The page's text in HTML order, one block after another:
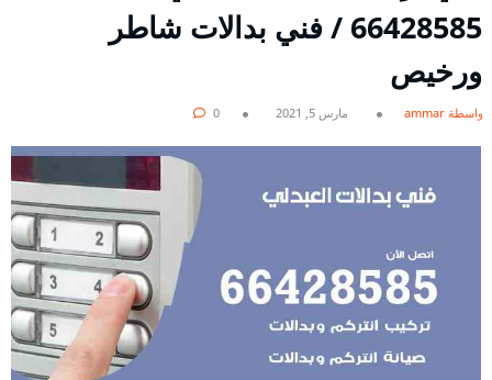
66428585 / فني بدالات شاطر
ورخيص
بواسطة ammar مارس 5, 2021 0